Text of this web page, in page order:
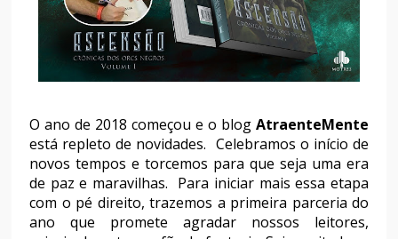
O ano de 2018 começou e o blog AtraenteMente
está repleto de novidades. Celebramos o início de
novos tempos e torcemos para que seja uma era
de paz e maravilhas. Para iniciar mais essa etapa
com o pé direito, trazemos a primeira parceria do
ano que promete agradar nossos leitores,